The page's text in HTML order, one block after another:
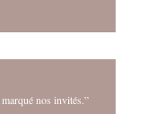
nos invités.”